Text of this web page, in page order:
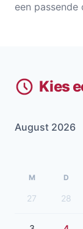
een passende
Kies
August 2026
M D
27 28